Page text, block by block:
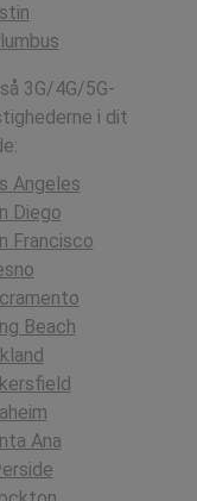
3G/4G/5G-
i dit
Angeles
Diego
Francisco
Beach
Ana